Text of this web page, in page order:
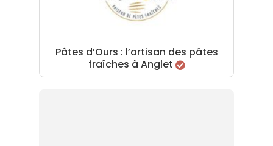
Pâtes d’Ours : l’artisan des pâtes
fraîches à Anglet